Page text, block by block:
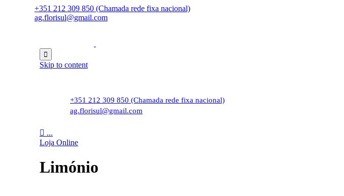
+351 212 309 850 (Chamada rede fixa nacional)
ag.florisul@gmail.com

Skip to content
+351 212 309 850 (Chamada rede fixa nacional)
ag.florisul@gmail.com
 ...
Loja Online
Limónio